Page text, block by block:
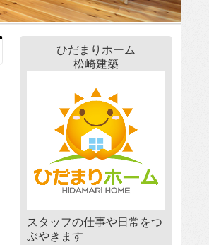
ひだまりホーム
松崎建築
スタッフの仕事や日常をつ
ぶやきます